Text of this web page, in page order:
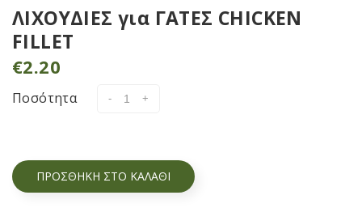
ΛΙΧΟΥΔΙΕΣ για ΓΑΤΕΣ CHICKEN
FILLET
€2.20
Ποσότητα
ΠΡΟΣΘΉΚΗ ΣΤΟ ΚΑΛΆΘΙ